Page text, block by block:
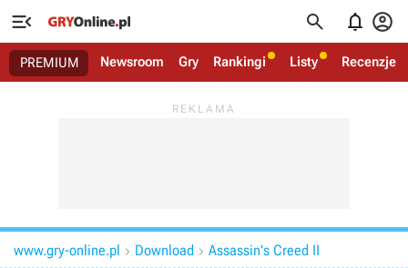
   
PREMIUM Newsroom Gry Rankingi Listy Recenzje
www.gry-online.pl  Download  Assassin's Creed II